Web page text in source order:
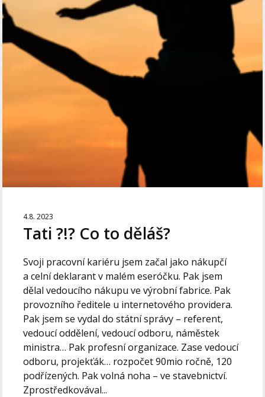
4.8. 2023
Tati ?!? Co to děláš?
Svoji pracovní kariéru jsem začal jako nákupčí
a celní deklarant v malém eseróčku. Pak jsem
dělal vedoucího nákupu ve výrobní fabrice. Pak
provozního ředitele u internetového providera.
Pak jsem se vydal do státní správy – referent,
vedoucí oddělení, vedoucí odboru, náměstek
ministra… Pak profesní organizace. Zase vedoucí
odboru, projekťák… rozpočet 90mio ročně, 120
podřízených. Pak volná noha – ve stavebnictví.
Zprostředkovával...